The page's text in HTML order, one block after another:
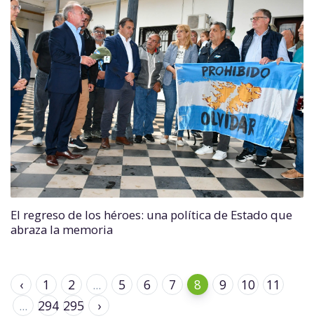
El regreso de los héroes: una política de Estado que
abraza la memoria
‹ 1 2 ... 5 6 7 8 9 10
11
...
294 295 ›